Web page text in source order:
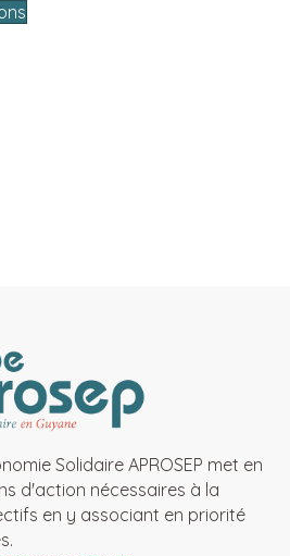
Solidaire APROSEP met en
d'action nécessaires à la
en y associant en priorité